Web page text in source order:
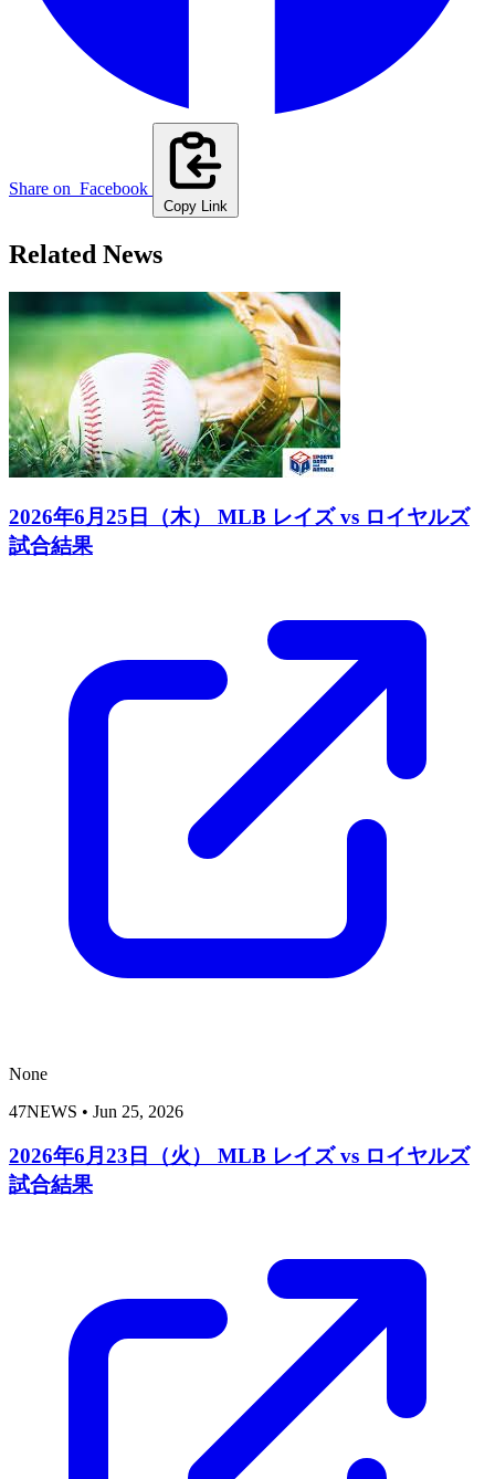
Share on Facebook
Copy Link
Related News
2026年6月25日（木） MLB レイズ vs ロイヤルズ
試合結果
None
47NEWS • Jun 25, 2026
2026年6月23日（火） MLB レイズ vs ロイヤルズ
試合結果